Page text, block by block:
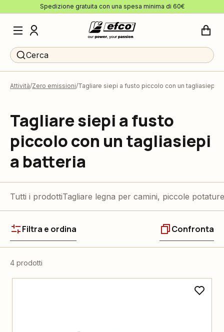
Spedizione gratuita con una spesa minima di 60€
Cerca
Attività Zero emissioni Tagliare siepi a fusto piccolo con un tagliasiepi a
Tagliare siepi a fusto
piccolo con un tagliasiepi
a batteria
Tutti i prodottiTagliare legna per camini, piccole
Filtra e ordina Confronta
4 prodotti